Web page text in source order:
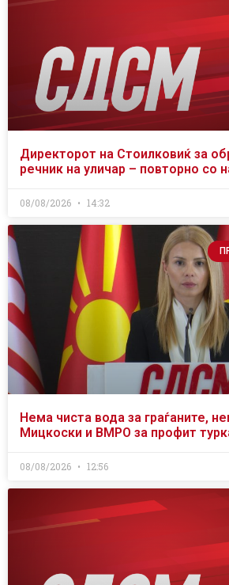
Директорот на Стоилковиќ за
речник на уличар – повторно со
08/08/2026 14:32
Нема чиста вода за граѓаните,
Мицкоски и ВМРО за профит
08/08/2026 12:56